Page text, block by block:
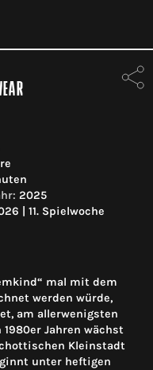
2025
| 11. Spielwoche
mal mit dem
werden würde,
am allerwenigsten
Jahren wächst
Kleinstadt
unter heftigen